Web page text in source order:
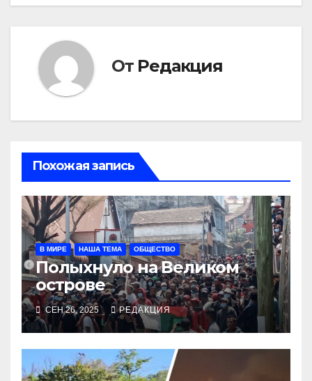
От Редакция
Похожая запись
В МИРЕ НАША ТЕМА ОБЩЕСТВО
Полыхнуло на Великом
острове
СЕН 26, 2025 РЕДАКЦИЯ